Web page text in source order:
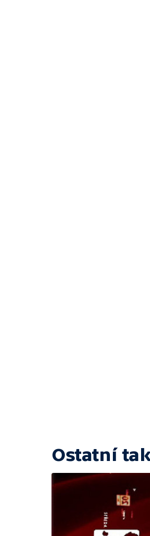
Ostatní